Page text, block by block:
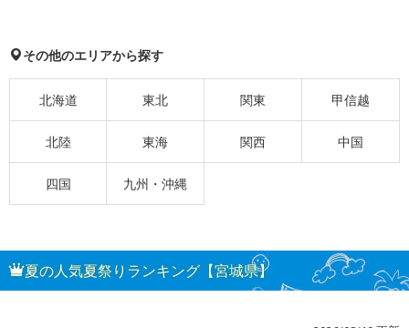
その他のエリアから探す
北海道 東北 関東 甲信越
北陸 東海 関西 中国
四国 九州・沖縄
夏の人気夏祭りランキング【宮城県】